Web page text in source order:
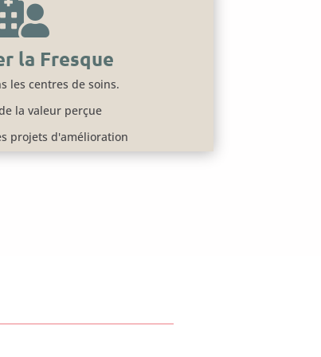
la Fresque
les centres de soins.
la valeur perçue
projets d'amélioration